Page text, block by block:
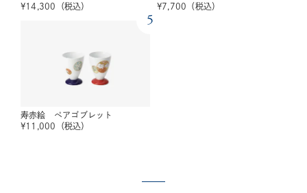
¥14,300 （税込）
¥7,700 （税込）
5
寿赤絵 ペアゴブレット
¥11,000 （税込）